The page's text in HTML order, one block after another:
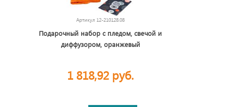
Артикул 12-210128.08
Подарочный набор с пледом, свечой и
диффузором, оранжевый
1 818,92 руб.